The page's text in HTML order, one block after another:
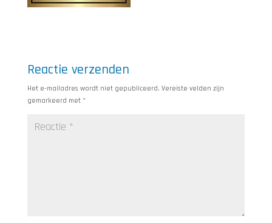
Reactie verzenden
Het e-mailadres wordt niet gepubliceerd. Vereiste velden zijn
gemarkeerd met *